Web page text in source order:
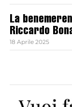
La
Riccardo
18 Aprile 2025